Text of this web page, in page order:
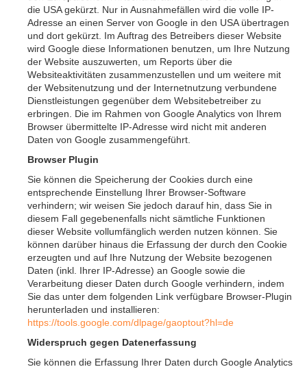
die USA gekürzt. Nur in Ausnahmefällen wird die volle IP-
Adresse an einen Server von Google in den USA übertragen
und dort gekürzt. Im Auftrag des Betreibers dieser Website
wird Google diese Informationen benutzen, um Ihre Nutzung
der Website auszuwerten, um Reports über die
Websiteaktivitäten zusammenzustellen und um weitere mit
der Websitenutzung und der Internetnutzung verbundene
Dienstleistungen gegenüber dem Websitebetreiber zu
erbringen. Die im Rahmen von Google Analytics von Ihrem
Browser übermittelte IP-Adresse wird nicht mit anderen
Daten von Google zusammengeführt.
Browser Plugin
Sie können die Speicherung der Cookies durch eine
entsprechende Einstellung Ihrer Browser-Software
verhindern; wir weisen Sie jedoch darauf hin, dass Sie in
diesem Fall gegebenenfalls nicht sämtliche Funktionen
dieser Website vollumfänglich werden nutzen können. Sie
können darüber hinaus die Erfassung der durch den Cookie
erzeugten und auf Ihre Nutzung der Website bezogenen
Daten (inkl. Ihrer IP-Adresse) an Google sowie die
Verarbeitung dieser Daten durch Google verhindern, indem
Sie das unter dem folgenden Link verfügbare Browser-Plugin
herunterladen und installieren:
https://tools.google.com/dlpage/gaoptout?hl=de
Widerspruch gegen Datenerfassung
Sie können die Erfassung Ihrer Daten durch Google Analytics